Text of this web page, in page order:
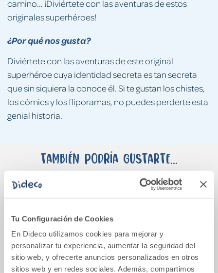
Tu Configuración de Cookies
En Dideco utilizamos cookies para mejorar y
personalizar tu experiencia, aumentar la seguridad del
sitio web, y ofrecerte anuncios personalizados en otros
sitios web y en redes sociales. Además, compartimos
camino... ¡Diviértete con las aventuras de estos
originales superhéroes!
¿Por qué nos gusta?
Diviértete con las aventuras de este original
superhéroe cuya identidad secreta es tan secreta
que sin siquiera la conoce él. Si te gustan los chistes,
los cómics y los fliporamas, no puedes perderte esta
genial historia.
También podría gustarte...